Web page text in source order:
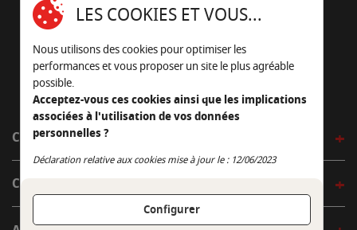
05 45 22 98 09
Nous envoyer un e-mail
CÔTÉ OUTDOOR
CÔTÉ INDOOR
LES COOKIES ET VOUS...
Nous utilisons des cookies pour optimiser les
performances et vous proposer un site le plus agréable
possible.
Acceptez-vous ces cookies ainsi que les implications
associées à l'utilisation de vos données
personnelles ?
Déclaration relative aux cookies mise à jour le : 12/06/2023
Configurer
Continuer sans accepter